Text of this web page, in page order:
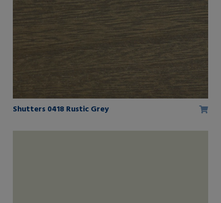
Shutters 0418 Rustic Grey